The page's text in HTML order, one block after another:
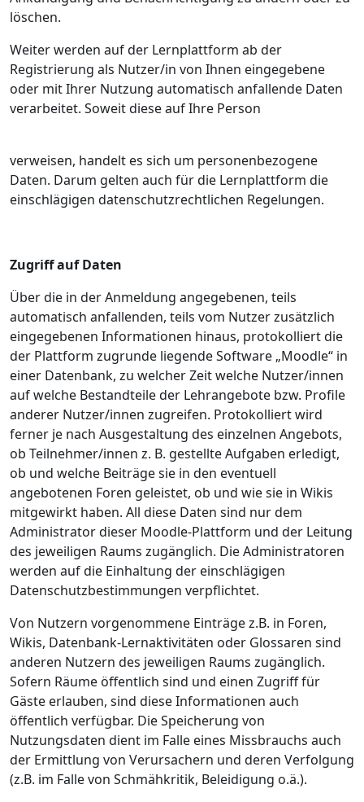
löschen.
Weiter werden auf der Lernplattform ab der
Registrierung als Nutzer/in von Ihnen eingegebene
oder mit Ihrer Nutzung automatisch anfallende Daten
verarbeitet. Soweit diese auf Ihre Person
verweisen, handelt es sich um personenbezogene
Daten. Darum gelten auch für die Lernplattform die
einschlägigen datenschutzrechtlichen Regelungen.
Zugriff auf Daten
Über die in der Anmeldung angegebenen, teils
automatisch anfallenden, teils vom Nutzer zusätzlich
eingegebenen Informationen hinaus, protokolliert die
der Plattform zugrunde liegende Software „Moodle“ in
einer Datenbank, zu welcher Zeit welche Nutzer/innen
auf welche Bestandteile der Lehrangebote bzw. Profile
anderer Nutzer/innen zugreifen. Protokolliert wird
ferner je nach Ausgestaltung des einzelnen Angebots,
ob Teilnehmer/innen z. B. gestellte Aufgaben erledigt,
ob und welche Beiträge sie in den eventuell
angebotenen Foren geleistet, ob und wie sie in Wikis
mitgewirkt haben. All diese Daten sind nur dem
Administrator dieser Moodle-Plattform und der Leitung
des jeweiligen Raums zugänglich. Die Administratoren
werden auf die Einhaltung der einschlägigen
Datenschutzbestimmungen verpflichtet.
Von Nutzern vorgenommene Einträge z.B. in Foren,
Wikis, Datenbank-Lernaktivitäten oder Glossaren sind
anderen Nutzern des jeweiligen Raums zugänglich.
Sofern Räume öffentlich sind und einen Zugriff für
Gäste erlauben, sind diese Informationen auch
öffentlich verfügbar. Die Speicherung von
Nutzungsdaten dient im Falle eines Missbrauchs auch
der Ermittlung von Verursachern und deren Verfolgung
(z.B. im Falle von Schmähkritik, Beleidigung o.ä.).